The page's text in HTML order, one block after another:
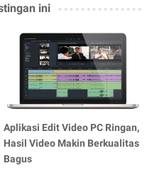
ini
Aplikasi Edit Video PC Ringan,
Hasil Video Makin Berkualitas
Bagus